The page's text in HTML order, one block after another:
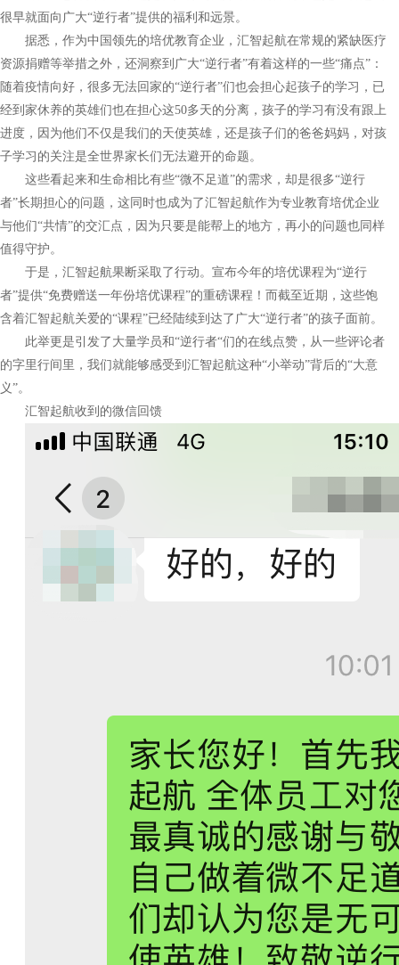
很早就面向广大“逆行者”提供的福利和远景。
据悉，作为中国领先的培优教育企业，汇智起航在常规的紧缺医疗
资源捐赠等举措之外，还洞察到广大“逆行者”有着这样的一些“痛点”：
随着疫情向好，很多无法回家的“逆行者”们也会担心起孩子的学习，已
经到家休养的英雄们也在担心这50多天的分离，孩子的学习有没有跟上
进度， 因为他们不仅是我们的天使英雄，还是孩子们的爸爸妈妈，对孩
子学习的关注是全世界家长们无法避开的命题。
这些看起来和生命相比有些“微不足道”的需求，却是很多“逆行
者”长期担心的问题，这同时也成为了汇智起航作为专业教育培优企业
与他们“共情”的交汇点，因为只要是能帮上的地方，再小的问题也同样
值得守护。
于是，汇智起航果断采取了行动。宣布今年的培优课程为“逆行
者”提供“免费赠送一年份培优课程”的重磅课程！而截至近期，这些饱
含着汇智起航关爱的“课程”已经陆续到达了广大“逆行者”的孩子面前。
此举更是引发了大量学员和“逆行者“们的在线点赞，从一些评论者
的字里行间里，我们就能够感受到汇智起航这种“小举动”背后的“大意
义”。
汇智起航收到的微信回馈